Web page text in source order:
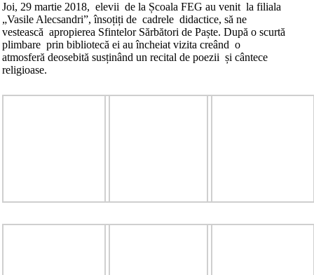
Joi, 29 martie 2018, elevii de la Școala FEG au venit la filiala
„Vasile Alecsandri”, însoțiți de cadrele didactice, să ne
vestească apropierea Sfintelor Sărbători de Paște. După o scurtă
plimbare prin bibliotecă ei au încheiat vizita creând o
atmosferă deosebită susținând un recital de poezii și cântece
religioase.